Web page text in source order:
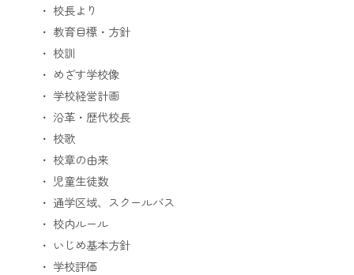
校長より
教育目標・方針
校訓
めざす学校像
学校経営計画
沿革・歴代校長
校歌
校章の由来
児童生徒数
通学区域、スクールバス
校内ルール
いじめ基本方針
学校評価